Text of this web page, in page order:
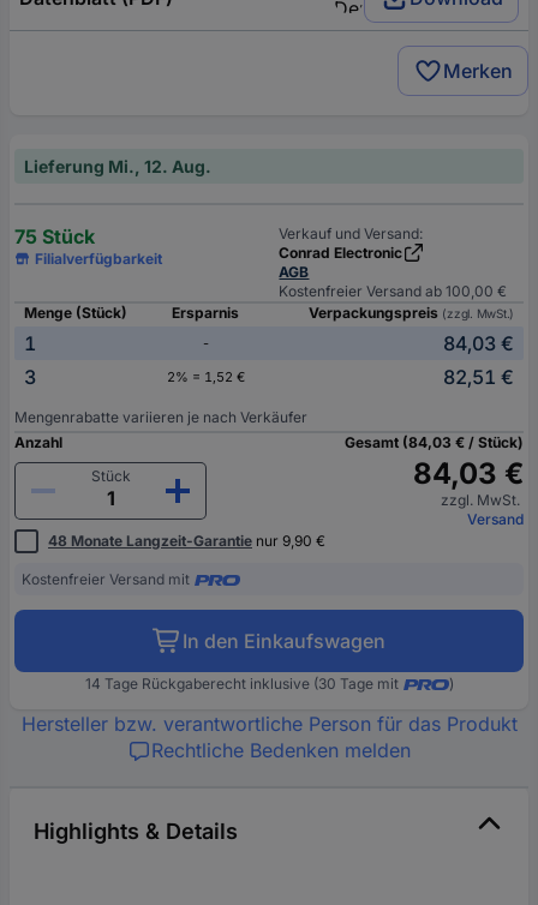
Merken
Lieferung Mi., 12. Aug.
75 Stück
Filialverfügbarkeit
Verkauf und Versand:
Conrad Electronic
AGB
Kostenfreier Versand ab 100,00 €
Menge (Stück)
Ersparnis Verpackungspreis (zzgl. MwSt.)
1 -
84,03 €
3
2% = 1,52 € 82,51 €
Mengenrabatte variieren je nach Verkäufer
Anzahl
Stück
Gesamt (84,03 € / Stück)
84,03 €
zzgl. MwSt.
Versand
48 Monate Langzeit-Garantie nur 9,90 €
Kostenfreier Versand mit
In den Einkaufswagen
14 Tage Rückgaberecht inklusive (30 Tage mit )
Hersteller bzw. verantwortliche Person für das Produkt
Rechtliche Bedenken melden
Highlights & Details